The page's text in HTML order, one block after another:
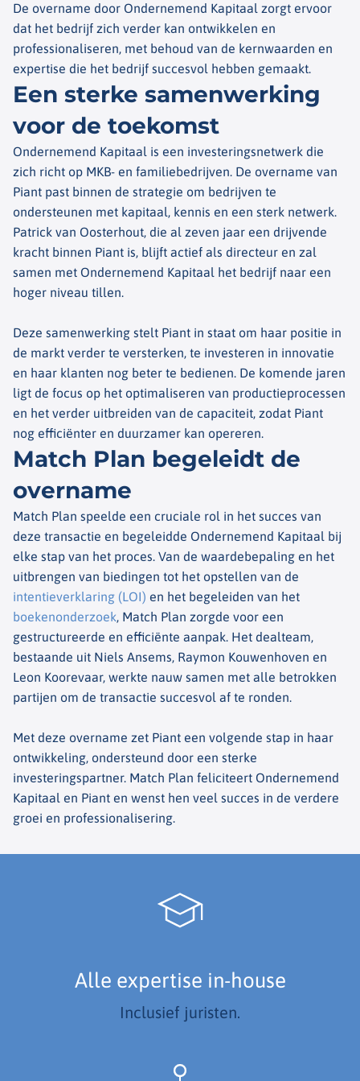
De overname door Ondernemend Kapitaal zorgt ervoor
dat het bedrijf zich verder kan ontwikkelen en
professionaliseren, met behoud van de kernwaarden en
expertise die het bedrijf succesvol hebben gemaakt.
Een sterke samenwerking
voor de toekomst
Ondernemend Kapitaal is een investeringsnetwerk die
zich richt op MKB- en familiebedrijven. De overname van
Piant past binnen de strategie om bedrijven te
ondersteunen met kapitaal, kennis en een sterk netwerk.
Patrick van Oosterhout, die al zeven jaar een drijvende
kracht binnen Piant is, blijft actief als directeur en zal
samen met Ondernemend Kapitaal het bedrijf naar een
hoger niveau tillen.
Deze samenwerking stelt Piant in staat om haar positie in
de markt verder te versterken, te investeren in innovatie
en haar klanten nog beter te bedienen. De komende jaren
ligt de focus op het optimaliseren van productieprocessen
en het verder uitbreiden van de capaciteit, zodat Piant
nog efficiënter en duurzamer kan opereren.
Match Plan begeleidt de
overname
Match Plan speelde een cruciale rol in het succes van
deze transactie en begeleidde Ondernemend Kapitaal bij
elke stap van het proces. Van de waardebepaling en het
uitbrengen van biedingen tot het opstellen van de
intentieverklaring (LOI) en het begeleiden van het
boekenonderzoek, Match Plan zorgde voor een
gestructureerde en efficiënte aanpak. Het dealteam,
bestaande uit Niels Ansems, Raymon Kouwenhoven en
Leon Koorevaar, werkte nauw samen met alle betrokken
partijen om de transactie succesvol af te ronden.
Met deze overname zet Piant een volgende stap in haar
ontwikkeling, ondersteund door een sterke
investeringspartner. Match Plan feliciteert Ondernemend
Kapitaal en Piant en wenst hen veel succes in de verdere
groei en professionalisering.
Alle expertise in-house
Inclusief juristen.